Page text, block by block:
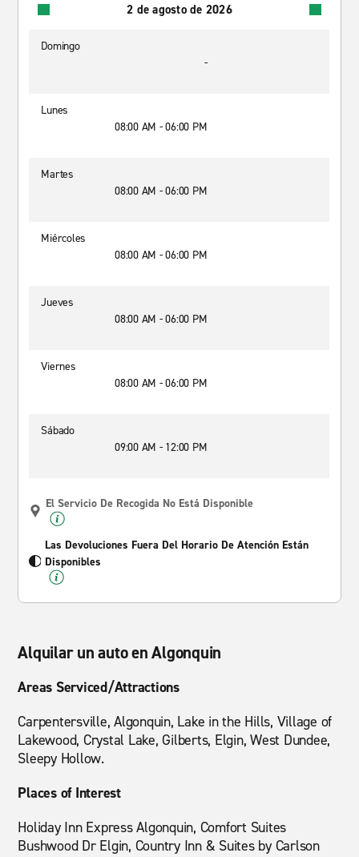
2 de agosto de 2026
Domingo
-
Lunes
08:00 AM - 06:00 PM
Martes
08:00 AM - 06:00 PM
Miércoles
08:00 AM - 06:00 PM
Jueves
08:00 AM - 06:00 PM
Viernes
08:00 AM - 06:00 PM
Sábado
09:00 AM - 12:00 PM
El Servicio De Recogida No Está Disponible
Las Devoluciones Fuera Del Horario De Atención Están
Disponibles
Alquilar un auto en Algonquin
Areas Serviced/Attractions
Carpentersville, Algonquin, Lake in the Hills, Village of
Lakewood, Crystal Lake, Gilberts, Elgin, West Dundee,
Sleepy Hollow.
Places of Interest
Holiday Inn Express Algonquin, Comfort Suites
Bushwood Dr Elgin, Country Inn & Suites by Carlson